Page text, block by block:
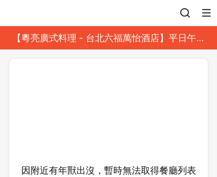
【粵亮廣式料理 - 台北六福萬怡酒店】平日午餐
8 折起｜靓港點套餐
因附近有年獸出沒，暫時無法取得餐廳列表